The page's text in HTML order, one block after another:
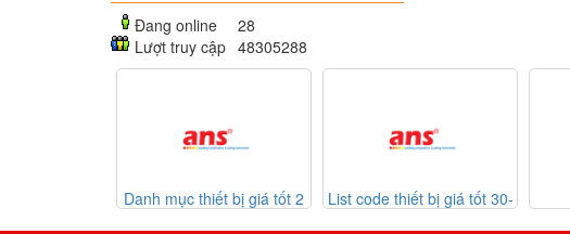
Đang online
28
Lượt truy cập 48305288
thiết bị giá tốt 2
List code thiết bị giá tốt 30-
Listcode thiết bị